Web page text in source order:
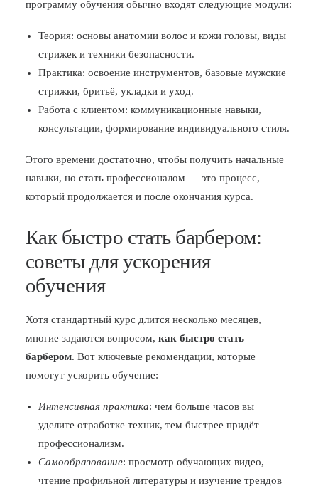
программу обучения обычно входят следующие модули:
Теория: основы анатомии волос и кожи головы, виды
стрижек и техники безопасности.
Практика: освоение инструментов, базовые мужские
стрижки, бритьё, укладки и уход.
Работа с клиентом: коммуникационные навыки,
консультации, формирование индивидуального стиля.
Этого времени достаточно, чтобы получить начальные
навыки, но стать профессионалом — это процесс,
который продолжается и после окончания курса.
Как быстро стать барбером:
советы для ускорения
обучения
Хотя стандартный курс длится несколько месяцев,
многие задаются вопросом, как быстро стать
барбером. Вот ключевые рекомендации, которые
помогут ускорить обучение:
Интенсивная практика: чем больше часов вы
уделите отработке техник, тем быстрее придёт
профессионализм.
Самообразование: просмотр обучающих видео,
чтение профильной литературы и изучение трендов